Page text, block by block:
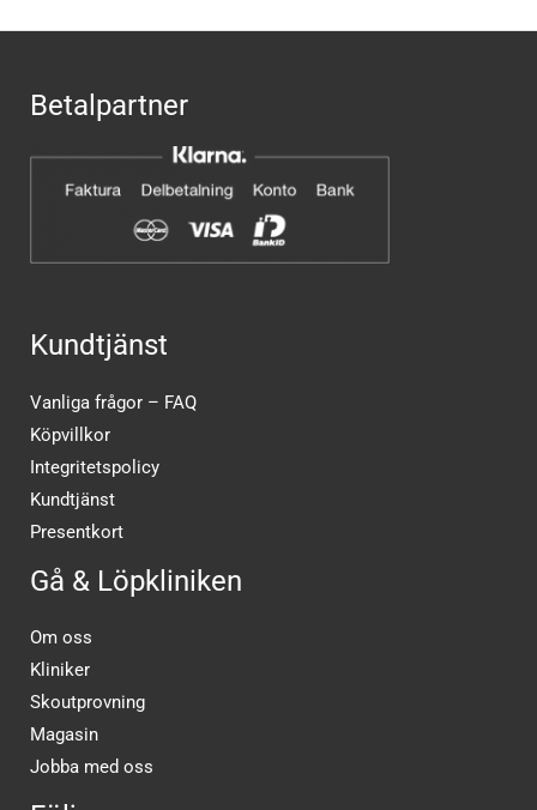
Betalpartner
Kundtjänst
Vanliga frågor – FAQ
Köpvillkor
Integritetspolicy
Kundtjänst
Presentkort
Gå & Löpkliniken
Om oss
Kliniker
Skoutprovning
Magasin
Jobba med oss